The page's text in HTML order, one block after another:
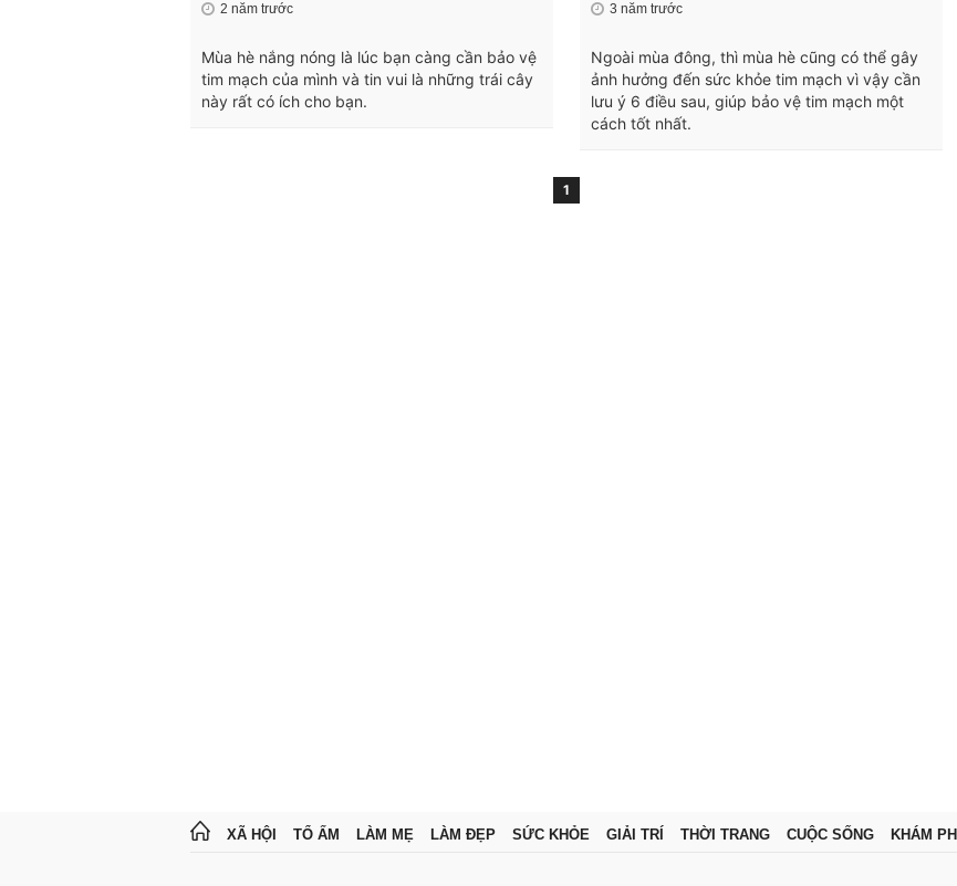
2 năm trước
Mùa hè nắng nóng là lúc bạn càng cần bảo vệ
tim mạch của mình và tin vui là những trái cây
này rất có ích cho bạn.
3 năm trước
Ngoài mùa đông, thì mùa hè cũng có thể gây
ảnh hưởng đến sức khỏe tim mạch vì vậy cần
lưu ý 6 điều sau, giúp bảo vệ tim mạch một
cách tốt nhất.
1
XÃ HỘI TỔ ẤM LÀM MẸ LÀM ĐẸP SỨC KHỎE GIẢI TRÍ THỜI TRANG CUỘC SỐNG KHÁM